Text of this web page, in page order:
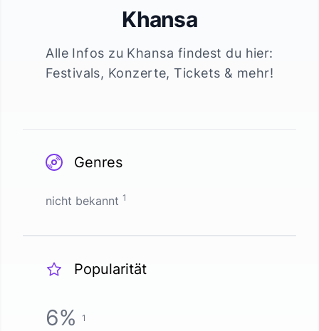
Khansa
Alle Infos zu Khansa findest du hier:
Festivals, Konzerte, Tickets & mehr!
Genres
nicht bekannt 1
Popularität
6% 1